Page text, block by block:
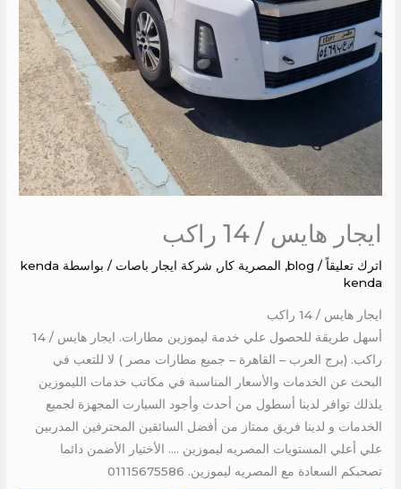
ايجار هايس / 14 راكب
اترك تعليقاً /
blog
, المصرية كار, شركة ايجار باصات / بواسطة kenda
kenda
ايجار هايس / 14 راكب
أسهل طريقة للحصول علي خدمة ليموزين مطارات. ايجار هايس / 14
راكب. (برج العرب – القاهرة – جميع مطارات مصر ) لا للتعب في
البحث عن الخدمات والأسعار المناسبة في مكاتب خدمات الليموزين
يلذلك توافر لدينا أسطول من أحدث وأجود السيارت المجهزة لجميع
الخدمات و لدينا فريق ممتاز من أفضل السائقين المحترفين المدربين
علي أعلي المستويات المصريه ليموزين …. الأختيار الأضمن دائما
تصحبكم السعادة مع المصريه ليموزين. 01115675586